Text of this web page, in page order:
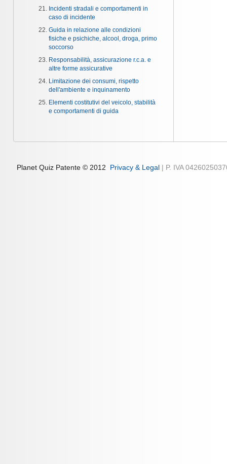
Incidenti stradali e comportamenti in
caso di incidente
Guida in relazione alle condizioni
fisiche e psichiche, alcool, droga, primo
soccorso
Responsabilità, assicurazione r.c.a. e
altre forme assicurative
Limitazione dei consumi, rispetto
dell'ambiente e inquinamento
Elementi costitutivi del veicolo, stabilità
e comportamenti di guida
Planet Quiz Patente © 2012 Privacy & Legal | P. IVA